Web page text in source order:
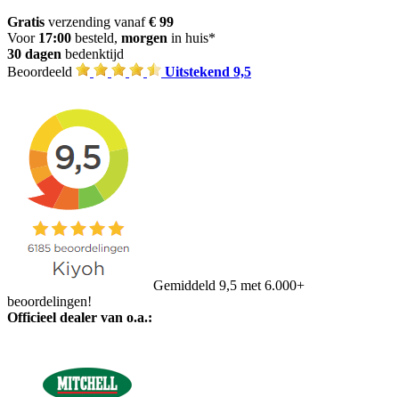
Gratis verzending vanaf€ 99
Voor 17:00 besteld, morgen in huis*
30 dagen bedenktijd
Beoordeeld
Uitstekend 9,5
Gemiddeld 9,5 met 6.000+
beoordelingen!
Officieel dealer van o.a.: